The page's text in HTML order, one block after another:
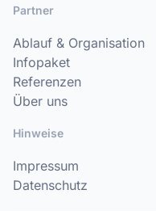
Partner
Ablauf & Organisation
Infopaket
Referenzen
Über uns
Hinweise
Impressum
Datenschutz